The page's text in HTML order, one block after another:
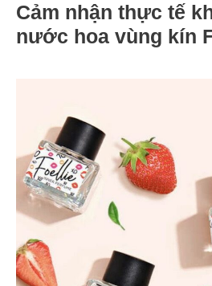
Cảm nhận thực tế
nước hoa vùng kín